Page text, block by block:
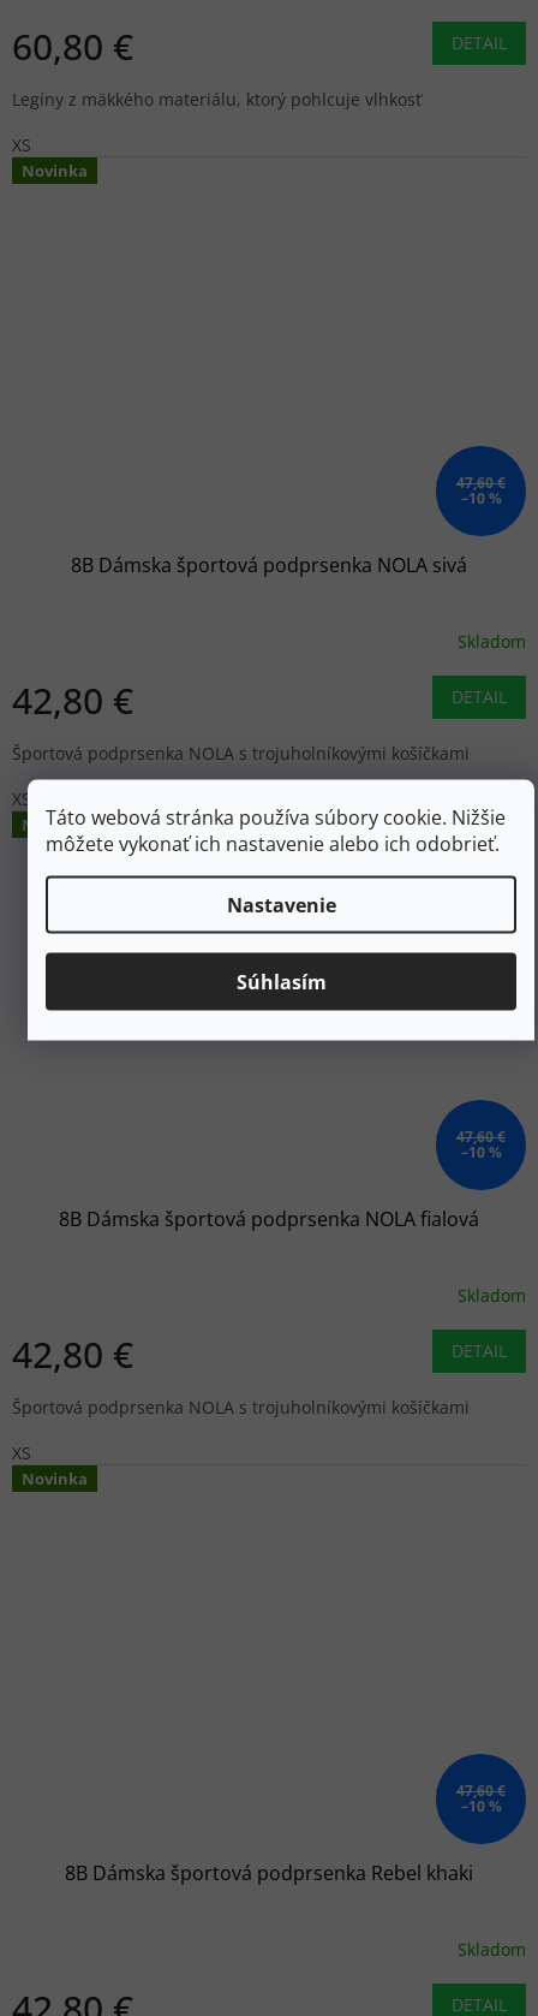
Táto webová stránka používa súbory cookie. Nižšie
môžete vykonať ich nastavenie alebo ich odobrieť.
Nastavenie
Súhlasím
60,80 € DETAIL
Legíny z mäkkého materiálu, ktorý pohlcuje vlhkosť
XS
Novinka
47,60 €
–10 %
8B Dámska športová podprsenka NOLA sivá
Skladom
42,80 € DETAIL
Športová podprsenka NOLA s trojuholníkovými košíčkami
XS
Novinka
47,60 €
–10 %
8B Dámska športová podprsenka NOLA fialová
Skladom
42,80 € DETAIL
Športová podprsenka NOLA s trojuholníkovými košíčkami
XS
Novinka
47,60 €
–10 %
8B Dámska športová podprsenka Rebel khaki
Skladom
DETAIL